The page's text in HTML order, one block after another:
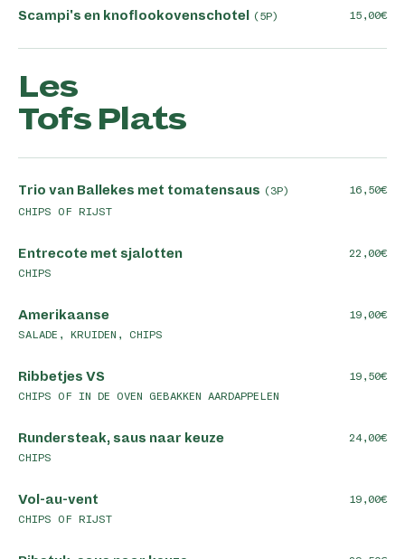
Scampi's en knoflookovenschotel (5P) 15,00
Les
Tofs Plats
Trio van Ballekes met tomatensaus (3P)
CHIPS OF RIJST
16,50
Entrecote met sjalotten
CHIPS
22,00
Amerikaanse
SALADE, KRUIDEN, CHIPS
19,00
Ribbetjes VS
CHIPS OF IN DE OVEN GEBAKKEN AARDAPPELEN
19,50
Rundersteak, saus naar keuze
CHIPS
24,00
Vol-au-vent
CHIPS OF RIJST
19,00